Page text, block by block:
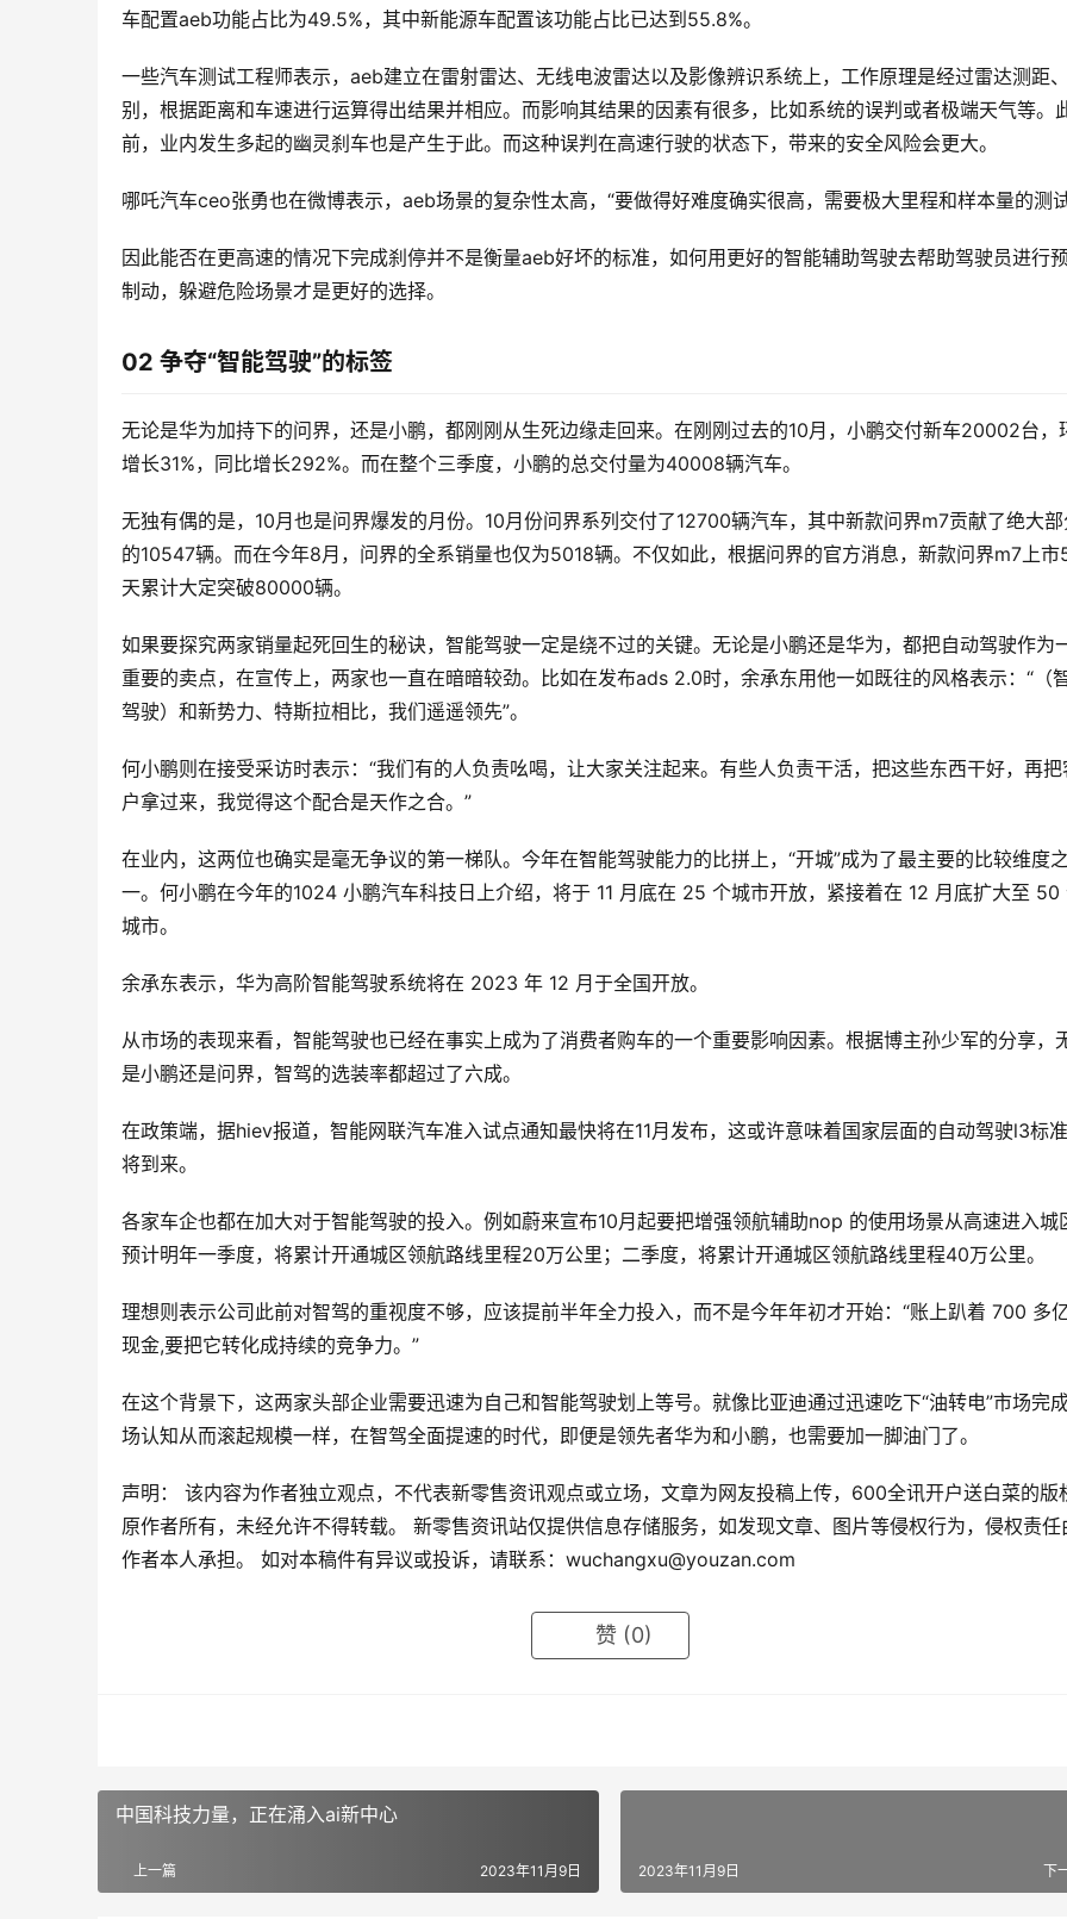
车配置aeb功能占比为49.5%，其中新能源车配置该功能占比已达到55.8%。
一些汽车测试工程师表示，aeb建立在雷射雷达、无线电波雷达以及影像辨识系统上，工作原理是经过雷达测距
别，根据距离和车速进行运算得出结果并相应。而影响其结果的因素有很多，比如系统的误判或者极端天气等。
前，业内发生多起的幽灵刹车也是产生于此。而这种误判在高速行驶的状态下，带来的安全风险会更大。
哪吒汽车ceo张勇也在微博表示，aeb场景的复杂性太高，“要做得好难度确实很高，需要极大里程和样本量的测试
因此能否在更高速的情况下完成刹停并不是衡量aeb好坏的标准，如何用更好的智能辅助驾驶去帮助驾驶员进行
制动，躲避危险场景才是更好的选择。
02 争夺“智能驾驶”的标签
无论是华为加持下的问界，还是小鹏，都刚刚从生死边缘走回来。在刚刚过去的10月，小鹏交付新车20002台，
增长31%，同比增长292%。而在整个三季度，小鹏的总交付量为40008辆汽车。
无独有偶的是，10月也是问界爆发的月份。10月份问界系列交付了12700辆汽车，其中新款问界m7贡献了绝大部
的10547辆。而在今年8月，问界的全系销量也仅为5018辆。不仅如此，根据问界的官方消息，新款问界m7上市
天累计大定突破80000辆。
如果要探究两家销量起死回生的秘诀，智能驾驶一定是绕不过的关键。无论是小鹏还是华为，都把自动驾驶作为
重要的卖点，在宣传上，两家也一直在暗暗较劲。比如在发布ads 2.0时，余承东用他一如既往的风格表示：“（
驾驶）和新势力、特斯拉相比，我们遥遥领先”。
何小鹏则在接受采访时表示：“我们有的人负责吆喝，让大家关注起来。有些人负责干活，把这些东西干好，再把
户拿过来，我觉得这个配合是天作之合。”
在业内，这两位也确实是毫无争议的第一梯队。今年在智能驾驶能力的比拼上，“开城”成为了最主要的比较维度
一。何小鹏在今年的1024 小鹏汽车科技日上介绍，将于 11 月底在 25 个城市开放，紧接着在 12 月底扩大至 50
城市。
余承东表示，华为高阶智能驾驶系统将在 2023 年 12 月于全国开放。
从市场的表现来看，智能驾驶也已经在事实上成为了消费者购车的一个重要影响因素。根据博主孙少军的分享，
是小鹏还是问界，智驾的选装率都超过了六成。
在政策端，据hiev报道，智能网联汽车准入试点通知最快将在11月发布，这或许意味着国家层面的自动驾驶l3标
将到来。
各家车企也都在加大对于智能驾驶的投入。例如蔚来宣布10月起要把增强领航辅助nop 的使用场景从高速进入城
预计明年一季度，将累计开通城区领航路线里程20万公里；二季度，将累计开通城区领航路线里程40万公里。
理想则表示公司此前对智驾的重视度不够，应该提前半年全力投入，而不是今年年初才开始：“账上趴着 700 多
现金,要把它转化成持续的竞争力。”
在这个背景下，这两家头部企业需要迅速为自己和智能驾驶划上等号。就像比亚迪通过迅速吃下“油转电”市场完
场认知从而滚起规模一样，在智驾全面提速的时代，即便是领先者华为和小鹏，也需要加一脚油门了。
声明： 该内容为作者独立观点，不代表新零售资讯观点或立场，文章为网友投稿上传，600全讯开户送白菜的版
原作者所有，未经允许不得转载。 新零售资讯站仅提供信息存储服务，如发现文章、图片等侵权行为，侵权责任
作者本人承担。 如对本稿件有异议或投诉，请联系： wuchangxu@youzan.com
赞 (0)
中国科技力量，正在涌入ai新中心
上一篇 2023年11月9日 下
2023年11月9日